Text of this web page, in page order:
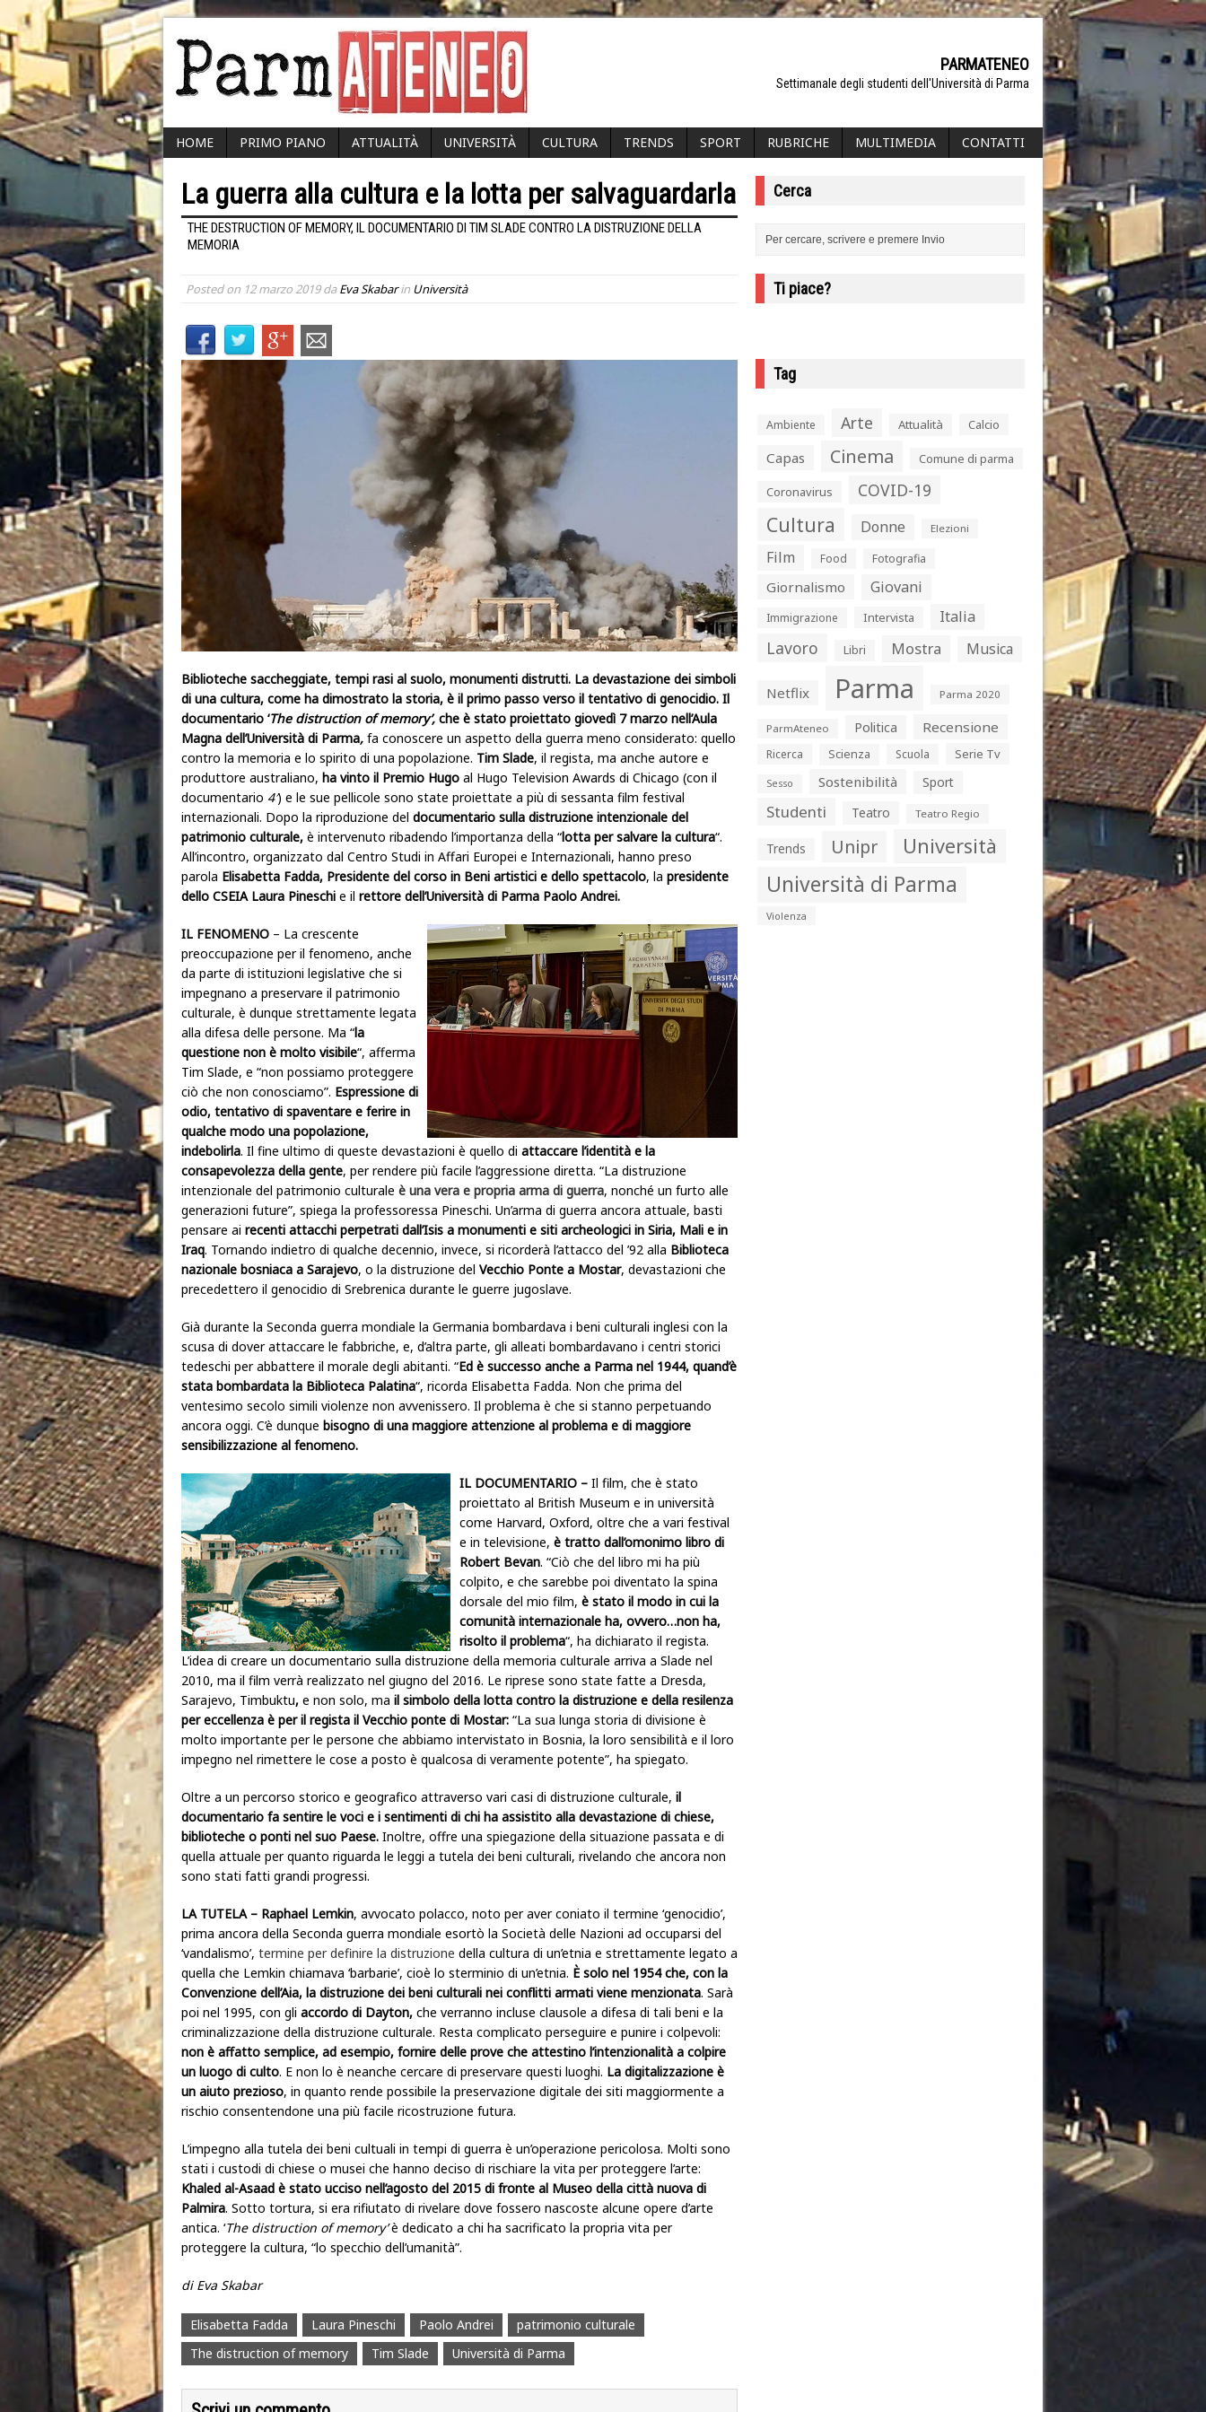
PARMATENEO
Settimanale degli studenti dell'Università di Parma
HOME PRIMO PIANO ATTUALITÀ UNIVERSITÀ CULTURA TRENDS SPORT RUBRICHE MULTIMEDIA CONTATTI
La guerra alla cultura e la lotta per salvaguardarla
THE DESTRUCTION OF MEMORY, IL DOCUMENTARIO DI TIM SLADE CONTRO LA DISTRUZIONE DELLA
MEMORIA
Posted on 12 marzo 2019daEva Skabarin Università
Biblioteche saccheggiate, tempi rasi al suolo, monumenti distrutti. La devastazione dei simboli
di una cultura, come ha dimostrato la storia, è il primo passo verso il tentativo di genocidio. Il
documentario ‘The distruction of memory’, che è stato proiettato giovedì 7 marzo nell’Aula
Magna dell’Università di Parma, fa conoscere un aspetto della guerra meno considerato: quello
contro la memoria e lo spirito di una popolazione. Tim Slade, il regista, ma anche autore e
produttore australiano, ha vinto il Premio Hugo al Hugo Television Awards di Chicago (con il
documentario 4′) e le sue pellicole sono state proiettate a più di sessanta film festival
internazionali. Dopo la riproduzione del documentario sulla distruzione intenzionale del
patrimonio culturale, è intervenuto ribadendo l’importanza della “lotta per salvare la cultura“.
All’incontro, organizzato dal Centro Studi in Affari Europei e Internazionali, hanno preso
parola Elisabetta Fadda, Presidente del corso in Beni artistici e dello spettacolo, la presidente
dello CSEIA Laura Pineschi e il rettore dell’Università di Parma Paolo Andrei.
IL FENOMENO – La crescente
preoccupazione per il fenomeno, anche
da parte di istituzioni legislative che si
impegnano a preservare il patrimonio
culturale, è dunque strettamente legata
alla difesa delle persone. Ma “la
questione non è molto visibile“, afferma
Tim Slade, e “non possiamo proteggere
ciò che non conosciamo”. Espressione di
odio, tentativo di spaventare e ferire in
qualche modo una popolazione,
indebolirla. Il fine ultimo di queste devastazioni è quello di attaccare l’identità e la
consapevolezza della gente, per rendere più facile l’aggressione diretta. “La distruzione
intenzionale del patrimonio culturale è una vera e propria arma di guerra, nonché un furto alle
generazioni future”, spiega la professoressa Pineschi. Un’arma di guerra ancora attuale, basti
pensare ai recenti attacchi perpetrati dall’Isis a monumenti e siti archeologici in Siria, Mali e in
Iraq. Tornando indietro di qualche decennio, invece, si ricorderà l’attacco del ’92 alla Biblioteca
nazionale bosniaca a Sarajevo, o la distruzione del Vecchio Ponte a Mostar, devastazioni che
precedettero il genocidio di Srebrenica durante le guerre jugoslave.
Già durante la Seconda guerra mondiale la Germania bombardava i beni culturali inglesi con la
scusa di dover attaccare le fabbriche, e, d’altra parte, gli alleati bombardavano i centri storici
tedeschi per abbattere il morale degli abitanti. “Ed è successo anche a Parma nel 1944, quand’è
stata bombardata la Biblioteca Palatina“, ricorda Elisabetta Fadda. Non che prima del
ventesimo secolo simili violenze non avvenissero. Il problema è che si stanno perpetuando
ancora oggi. C’è dunque bisogno di una maggiore attenzione al problema e di maggiore
sensibilizzazione al fenomeno.
IL DOCUMENTARIO – Il film, che è stato
proiettato al British Museum e in università
come Harvard, Oxford, oltre che a vari festival
e in televisione, è tratto dall’omonimo libro di
Robert Bevan. “Ciò che del libro mi ha più
colpito, e che sarebbe poi diventato la spina
dorsale del mio film, è stato il modo in cui la
comunità internazionale ha, ovvero…non ha,
risolto il problema“, ha dichiarato il regista.
L’idea di creare un documentario sulla distruzione della memoria culturale arriva a Slade nel
2010, ma il film verrà realizzato nel giugno del 2016. Le riprese sono state fatte a Dresda,
Sarajevo, Timbuktu, e non solo, ma il simbolo della lotta contro la distruzione e della resilenza
per eccellenza è per il regista il Vecchio ponte di Mostar: “La sua lunga storia di divisione è
molto importante per le persone che abbiamo intervistato in Bosnia, la loro sensibilità e il loro
impegno nel rimettere le cose a posto è qualcosa di veramente potente”, ha spiegato.
Oltre a un percorso storico e geografico attraverso vari casi di distruzione culturale, il
documentario fa sentire le voci e i sentimenti di chi ha assistito alla devastazione di chiese,
biblioteche o ponti nel suo Paese. Inoltre, offre una spiegazione della situazione passata e di
quella attuale per quanto riguarda le leggi a tutela dei beni culturali, rivelando che ancora non
sono stati fatti grandi progressi.
LA TUTELA – Raphael Lemkin, avvocato polacco, noto per aver coniato il termine ‘genocidio’,
prima ancora della Seconda guerra mondiale esortò la Società delle Nazioni ad occuparsi del
‘vandalismo’, termine per definire la distruzione della cultura di un’etnia e strettamente legato a
quella che Lemkin chiamava ‘barbarie’, cioè lo sterminio di un’etnia. È solo nel 1954 che, con la
Convenzione dell’Aia, la distruzione dei beni culturali nei conflitti armati viene menzionata. Sarà
poi nel 1995, con gli accordo di Dayton, che verranno incluse clausole a difesa di tali beni e la
criminalizzazione della distruzione culturale. Resta complicato perseguire e punire i colpevoli:
non è affatto semplice, ad esempio, fornire delle prove che attestino l’intenzionalità a colpire
un luogo di culto. E non lo è neanche cercare di preservare questi luoghi. La digitalizzazione è
un aiuto prezioso, in quanto rende possibile la preservazione digitale dei siti maggiormente a
rischio consentendone una più facile ricostruzione futura.
L’impegno alla tutela dei beni cultuali in tempi di guerra è un’operazione pericolosa. Molti sono
stati i custodi di chiese o musei che hanno deciso di rischiare la vita per proteggere l’arte:
Khaled al-Asaad è stato ucciso nell’agosto del 2015 di fronte al Museo della città nuova di
Palmira. Sotto tortura, si era rifiutato di rivelare dove fossero nascoste alcune opere d’arte
antica. ‘The distruction of memory’è dedicato a chi ha sacrificato la propria vita per
proteggere la cultura, “lo specchio dell’umanità”.
di Eva Skabar
Elisabetta Fadda Laura Pineschi Paolo Andrei
patrimonio culturale
The distruction of memory
Tim Slade Università di Parma
Cerca
Ti piace?
Tag
Ambiente Arte Attualità Calcio
Capas Cinema Comune di parma
Coronavirus COVID-19
Cultura Donne Elezioni
Film Food Fotografia
Giornalismo Giovani
Immigrazione Intervista Italia
Lavoro Libri Mostra Musica
Netflix Parma Parma 2020
ParmAteneo Politica Recensione
Ricerca Scienza Scuola Serie Tv
Sesso Sostenibilità Sport
Studenti Teatro Teatro Regio
Trends Unipr Università
Università di Parma
Violenza